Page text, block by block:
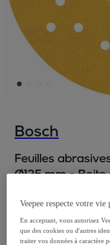
Bosch
Feuilles
Ø125 mm -
Modèle : Feuilles
C470 - Ø125
60 2608901093
Veepee respecte votre vie
En acceptant, vous autorisez
que des cookies ou d'autres
traiter vos données à caractère